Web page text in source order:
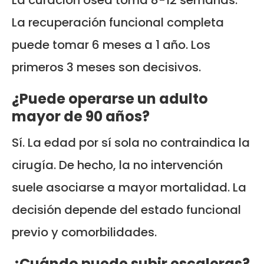
La recuperación funcional completa
puede tomar 6 meses a 1 año. Los
primeros 3 meses son decisivos.
¿Puede operarse un adulto
mayor de 90 años?
Sí. La edad por sí sola no contraindica la
cirugía. De hecho, la no intervención
suele asociarse a mayor mortalidad. La
decisión depende del estado funcional
previo y comorbilidades.